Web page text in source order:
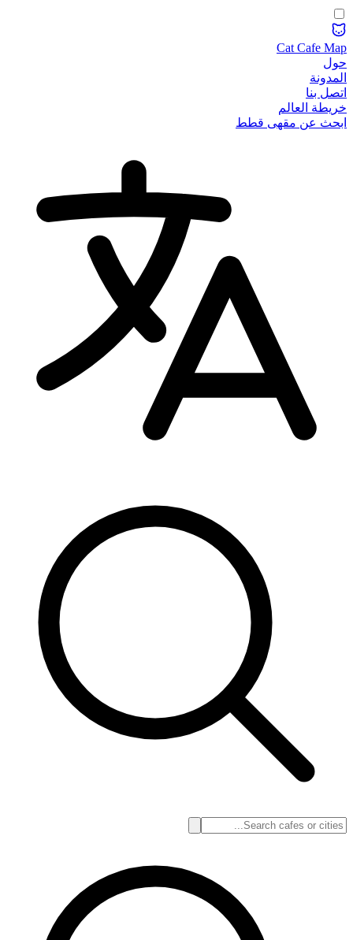
Cat Cafe Map
حول
المدونة
اتصل بنا
خريطة العالم
ابحث عن مقهى قطط